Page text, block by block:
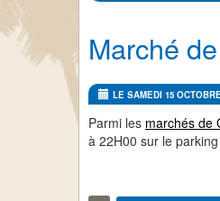
Marché
LE SAMEDI 15
Parmi les marchés de
à 22H00 sur le